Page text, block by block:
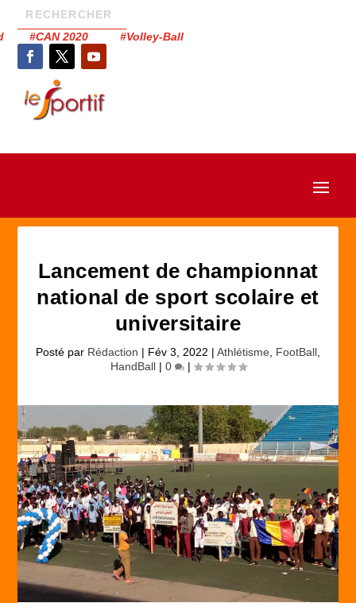
#CAN 2020 #Volley-Ball
Lancement de championnat
national de sport scolaire et
universitaire
Posté par Rédaction | Fév 3, 2022 | Athlétisme FootBall
HandBall| 0 |